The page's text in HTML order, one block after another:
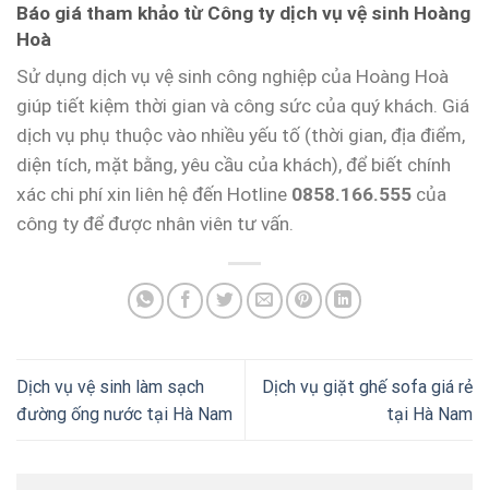
Báo giá tham khảo từ Công ty dịch vụ vệ sinh Hoàng
Hoà
Sử dụng dịch vụ vệ sinh công nghiệp của Hoàng Hoà
giúp tiết kiệm thời gian và công sức của quý khách. Giá
dịch vụ phụ thuộc vào nhiều yếu tố (thời gian, địa điểm,
diện tích, mặt bằng, yêu cầu của khách), để biết chính
xác chi phí xin liên hệ đến Hotline 0858.166.555 của
công ty để được nhân viên tư vấn.
Dịch vụ vệ sinh làm sạch
đường ống nước tại Hà Nam
Dịch vụ giặt ghế sofa giá rẻ
tại Hà Nam